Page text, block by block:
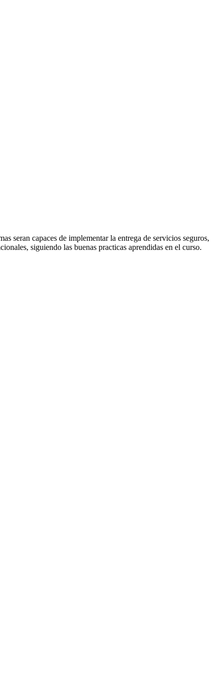
seran capaces de implementar la entrega de servicios seguros,
siguiendo las buenas practicas aprendidas en el curso.